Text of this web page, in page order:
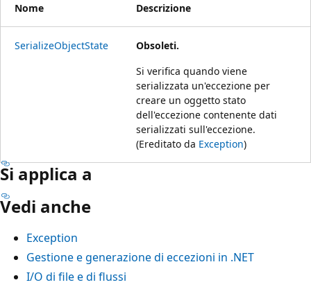
Nome Descrizione
SerializeObjectState
Obsoleti.
Si verifica quando viene
serializzata un'eccezione per
creare un oggetto stato
dell'eccezione contenente dati
serializzati sull'eccezione.
(Ereditato da Exception)
Si applica a
Vedi anche
Exception
Gestione e generazione di eccezioni in .NET
I/O di file e di flussi